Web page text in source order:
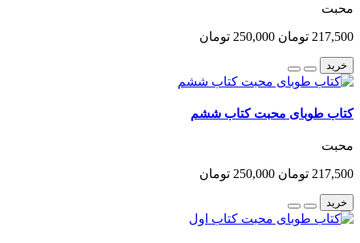
محبت
217,500 تومان 250,000 تومان
خرید
کتاب طوبای محبت کتاب ششم
محبت
217,500 تومان 250,000 تومان
خرید